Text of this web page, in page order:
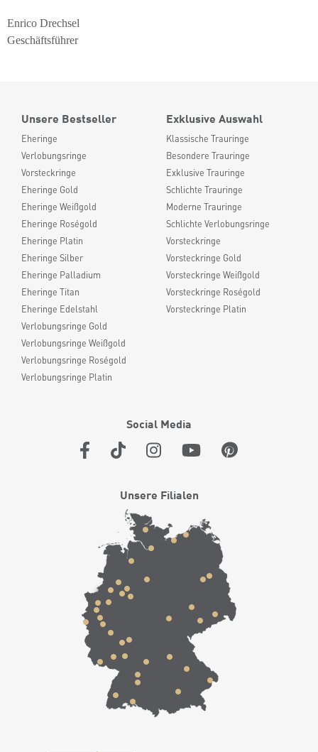
Enrico Drechsel
Geschäftsführer
Unsere Bestseller
Eheringe
Verlobungsringe
Vorsteckringe
Eheringe Gold
Eheringe Weißgold
Eheringe Roségold
Eheringe Platin
Eheringe Silber
Eheringe Palladium
Eheringe Titan
Eheringe Edelstahl
Verlobungsringe Gold
Verlobungsringe Weißgold
Verlobungsringe Roségold
Verlobungsringe Platin
Exklusive Auswahl
Klassische Trauringe
Besondere Trauringe
Exklusive Trauringe
Schlichte Trauringe
Moderne Trauringe
Schlichte Verlobungsringe
Vorsteckringe
Vorsteckringe Gold
Vorsteckringe Weißgold
Vorsteckringe Roségold
Vorsteckringe Platin
Social Media
Unsere Filialen